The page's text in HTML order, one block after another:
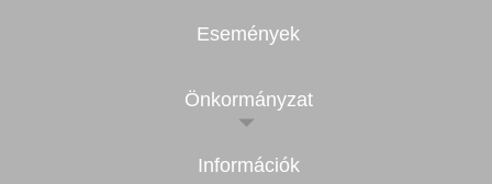
Események
Önkormányzat
Információk